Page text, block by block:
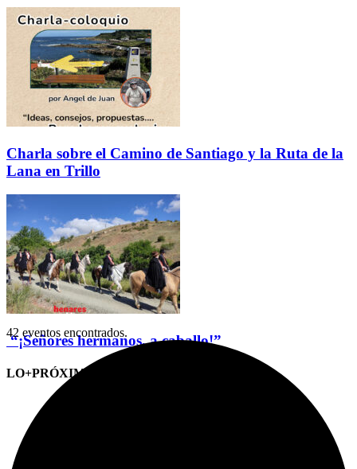
Charla sobre el Camino de Santiago y la Ruta de la
Lana en Trillo
“¡Señores hermanos, a caballo!”
LO+PRÓXIMO (CITAS)
42 eventos encontrados.